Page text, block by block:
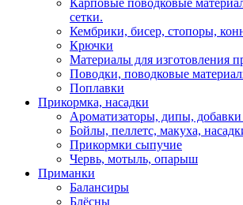
Карповые поводковые
сетки.
Кембрики, бисер, стопоры,
Крючки
Материалы для изготовления
Поводки, поводковые
Поплавки
Прикормка, насадки
Ароматизаторы, дипы, добавки
Бойлы, пеллетс, макуха,
Прикормки сыпучие
Червь, мотыль, опарыш
Приманки
Балансиры
Блёсны